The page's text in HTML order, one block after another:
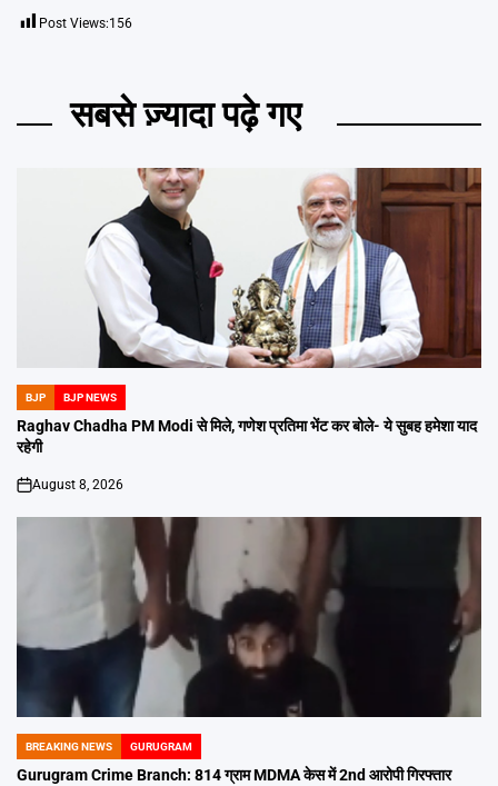
Post Views:156
सबसे ज़्यादा पढ़े गए
POSTED
IN
BJP BJP NEWS
Raghav Chadha PM Modi से मिले, गणेश प्रतिमा भेंट कर बोले- ये सुबह हमेशा याद
रहेगी
on
August 8, 2026
POSTED
IN
BREAKING NEWS GURUGRAM
Gurugram Crime Branch: 814 ग्राम MDMA केस में 2nd आरोपी गिरफ्तार